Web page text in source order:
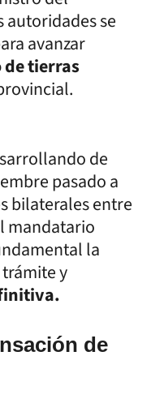
autoridades se
avanzar
tierras
de
pasado a
bilaterales entre
mandatario
la
y
de